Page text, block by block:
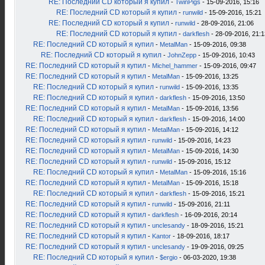
RE: Последний CD который я купил - TwinPigs - 15-09-2016, 15:16
RE: Последний CD который я купил - runwild - 15-09-2016, 15:21
RE: Последний CD который я купил - runwild - 28-09-2016, 21:06
RE: Последний CD который я купил - darkflesh - 28-09-2016,
RE: Последний CD который я купил - MetalMan - 15-09-2016, 09:38
RE: Последний CD который я купил - JohnZepp - 15-09-2016, 10:43
RE: Последний CD который я купил - Michel_hammer - 15-09-2016, 09:47
RE: Последний CD который я купил - MetalMan - 15-09-2016, 13:25
RE: Последний CD который я купил - runwild - 15-09-2016, 13:35
RE: Последний CD который я купил - darkflesh - 15-09-2016, 13:50
RE: Последний CD который я купил - MetalMan - 15-09-2016, 13:56
RE: Последний CD который я купил - darkflesh - 15-09-2016, 14:00
RE: Последний CD который я купил - MetalMan - 15-09-2016, 14:12
RE: Последний CD который я купил - runwild - 15-09-2016, 14:23
RE: Последний CD который я купил - MetalMan - 15-09-2016, 14:30
RE: Последний CD который я купил - runwild - 15-09-2016, 15:12
RE: Последний CD который я купил - MetalMan - 15-09-2016, 15:16
RE: Последний CD который я купил - MetalMan - 15-09-2016, 15:18
RE: Последний CD который я купил - darkflesh - 15-09-2016, 15:21
RE: Последний CD который я купил - runwild - 15-09-2016, 21:11
RE: Последний CD который я купил - darkflesh - 16-09-2016, 20:14
RE: Последний CD который я купил - unclesandy - 18-09-2016, 15:21
RE: Последний CD который я купил - Kantor - 18-09-2016, 18:17
RE: Последний CD который я купил - unclesandy - 19-09-2016, 09:25
RE: Последний CD который я купил - $ergio - 06-03-2020, 19:38